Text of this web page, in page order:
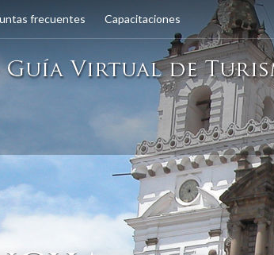
frecuentes Capacitaciones